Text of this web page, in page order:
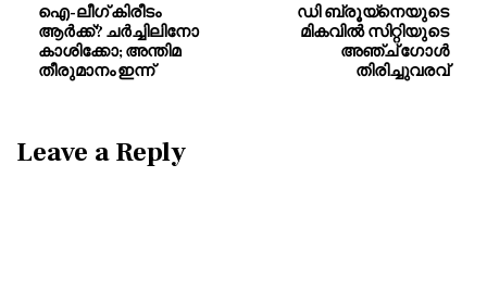
ഐ-ലീഗ് കിരീടം
ആർക്ക്? ചർച്ചിലിനോ
കാശിക്കോ; അന്തിമ
തീരുമാനം ഇന്ന്
ഡി ബ്രൂയ്‌നെയുടെ
മികവിൽ സിറ്റിയുടെ
അഞ്ച് ഗോൾ
തിരിച്ചുവരവ്
Leave a Reply